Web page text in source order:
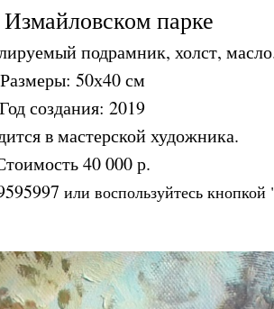
парке
подрамник, холст,
Размеры: 50х40 см
Год создания: 2019
в мастерской художника.
40 000 р.
или воспользуйтесь